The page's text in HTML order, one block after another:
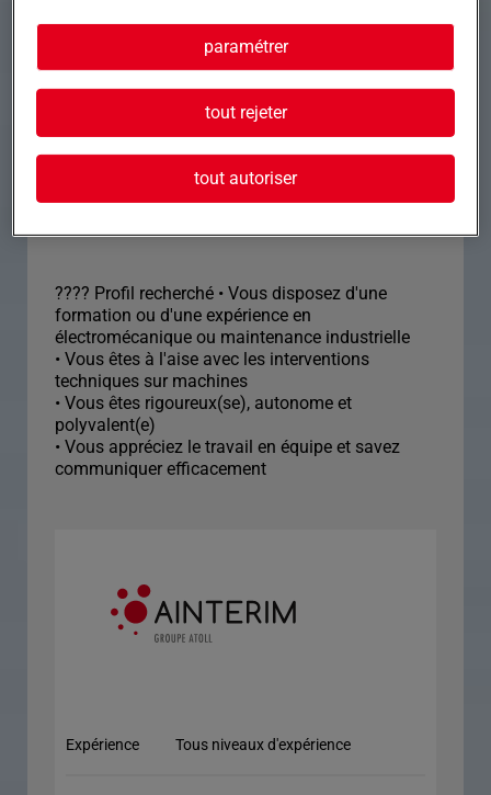
⏱️ Horaires • 35h par semaine
• Horaires : 9h00 – 17h00
• 1h de pause non rémunérée par jour
???? Rémunération & avantages • 13€ à 15€ brut
Profil recherché
???? Profil recherché • Vous disposez d'une
formation ou d'une expérience en
électromécanique ou maintenance industrielle
• Vous êtes à l'aise avec les interventions
techniques sur machines
• Vous êtes rigoureux(se), autonome et
polyvalent(e)
• Vous appréciez le travail en équipe et savez
communiquer efficacement
Expérience Tous niveaux d'expérience
paramétrer
tout rejeter
tout autoriser